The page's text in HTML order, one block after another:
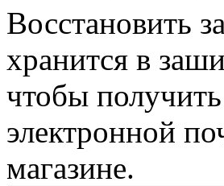
Восстановить
хранится в
чтобы
электронной
магазине.